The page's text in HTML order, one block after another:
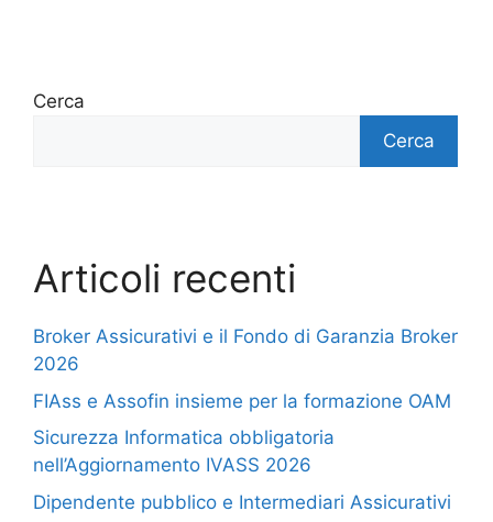
Cerca
Cerca
Articoli recenti
Broker Assicurativi e il Fondo di Garanzia Broker
2026
FIAss e Assofin insieme per la formazione OAM
Sicurezza Informatica obbligatoria
nell’Aggiornamento IVASS 2026
Dipendente pubblico e Intermediari Assicurativi